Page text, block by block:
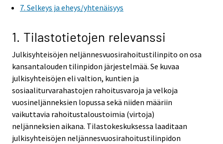
7. Selkeys ja eheys/yhtenäisyys
1. Tilastotietojen relevanssi
Julkisyhteisöjen neljännesvuosirahoitustilinpito on osa
kansantalouden tilinpidon järjestelmää. Se kuvaa
julkisyhteisöjen eli valtion, kuntien ja
sosiaaliturvarahastojen rahoitusvaroja ja velkoja
vuosineljänneksien lopussa sekä niiden määriin
vaikuttavia rahoitustaloustoimia (virtoja)
neljänneksien aikana. Tilastokeskuksessa laaditaan
julkisyhteisöjen neljännesvuosirahoitustilinpidon